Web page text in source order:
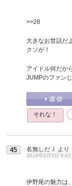
>>28
大きなお世話だ
クソが！
アイドル何だか
JUMPのファン
それな！
45 名無しだＪ より
2016年2月5日 9:42
伊野尾の魅力は